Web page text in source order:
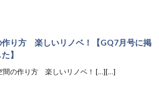
作り方 楽しいリノベ！【GQ7月号に掲
】
間の作り方 楽しいリノベ！ […][…]